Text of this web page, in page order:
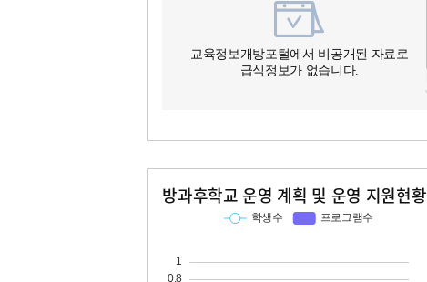
교육정보개방포털에서 비공개된 자료로
급식정보가 없습니다.
방과후학교 운영 계획 및 운영 지원현황